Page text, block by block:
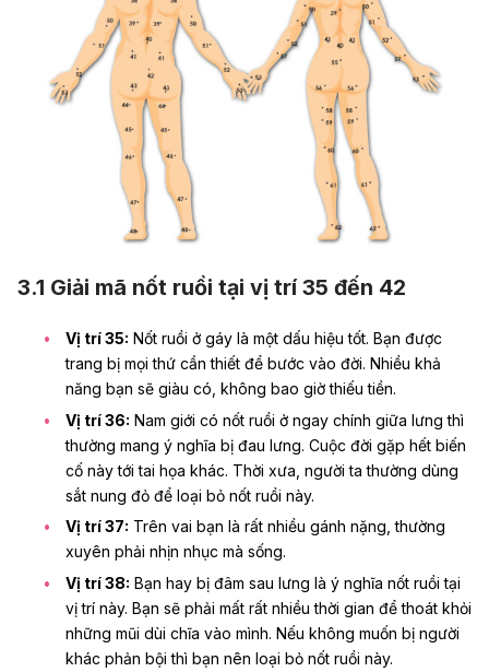
3.1 Giải mã nốt ruồi tại vị trí 35 đến 42
Vị trí 35: Nốt ruồi ở gáy là một dấu hiệu tốt. Bạn được
trang bị mọi thứ cần thiết để bước vào đời. Nhiều khả
năng bạn sẽ giàu có, không bao giờ thiếu tiền.
Vị trí 36: Nam giới có nốt ruồi ở ngay chính giữa lưng thì
thường mang ý nghĩa bị đau lưng. Cuộc đời gặp hết biến
cố này tới tai họa khác. Thời xưa, người ta thường dùng
sắt nung đỏ để loại bỏ nốt ruồi này.
Vị trí 37: Trên vai bạn là rất nhiều gánh nặng, thường
xuyên phải nhịn nhục mà sống.
Vị trí 38: Bạn hay bị đâm sau lưng là ý nghĩa nốt ruồi tại
vị trí này. Bạn sẽ phải mất rất nhiều thời gian để thoát khỏi
những mũi dùi chĩa vào mình. Nếu không muốn bị người
khác phản bội thì bạn nên loại bỏ nốt ruồi này.